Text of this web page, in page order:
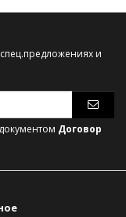
и
Договор